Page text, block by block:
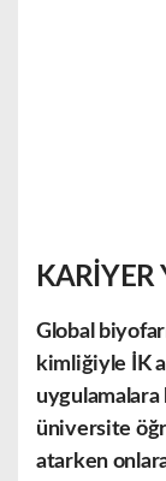
KARİYER
Global
kimliğiyle İK
üniversite
atarken